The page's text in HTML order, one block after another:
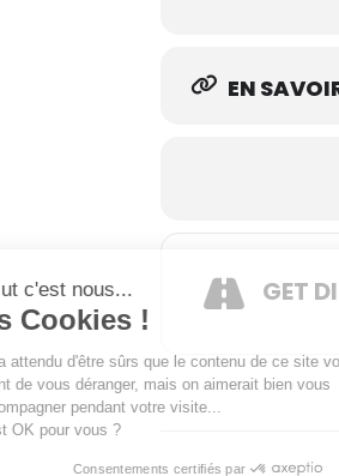
EN
GET
Salut c'est nous...
les Cookies !
On a attendu d'être sûrs que le contenu
avant de vous déranger, mais on aimerait
accompagner pendant votre visite...
C'est OK pour vous ?
Consentements certifiés par